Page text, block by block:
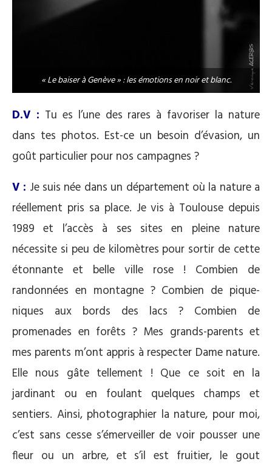
« Le baiser à Genève » : les émotions en noir et blanc.
D.V : Tu es l’une des rares à favoriser la nature
dans tes photos. Est-ce un besoin d’évasion, un
goût particulier pour nos campagnes ?
V : Je suis née dans un département où la nature a
réellement pris sa place. Je vis à Toulouse depuis
1989 et l’accès à ses sites en pleine nature
nécessite si peu de kilomètres pour sortir de cette
étonnante et belle ville rose ! Combien de
randonnées en montagne ? Combien de pique-
niques aux bords des lacs ? Combien de
promenades en forêts ? Mes grands-parents et
mes parents m’ont appris à respecter Dame nature.
Elle nous gâte tellement ! Que ce soit en la
jardinant ou en foulant quelques champs et
sentiers. Ainsi, photographier la nature, pour moi,
c’est sans cesse s’émerveiller de voir pousser une
fleur ou un arbre, et s’il est fruitier, le gout